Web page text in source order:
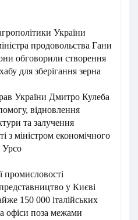
України
продовольства Гани
обговорили створення
для зберігання зерна
України Дмитро Кулеба
відновлення
та залучення
з міністром економічного
Урсо
промисловості
у Києві
150 000 італійських
офіси поза межами